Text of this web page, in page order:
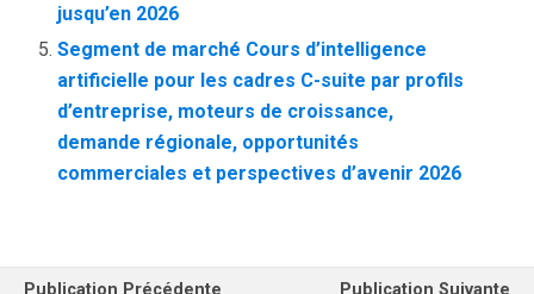
jusqu’en 2026
Segment de marché Cours d’intelligence
artificielle pour les cadres C-suite par profils
d’entreprise, moteurs de croissance,
demande régionale, opportunités
commerciales et perspectives d’avenir 2026
Publication Précédente Publication Suivante